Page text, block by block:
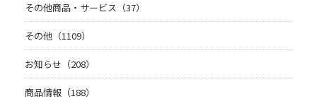
その他商品・サービス（37）
その他（1109）
お知らせ（208）
商品情報（188）